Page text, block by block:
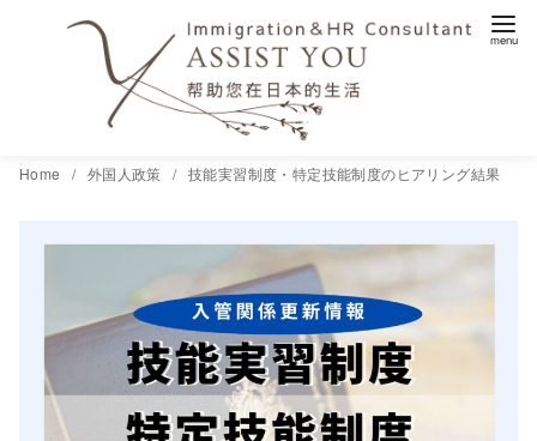
Home 外国人政策 技能実習制度・特定技能制度のヒアリング結果